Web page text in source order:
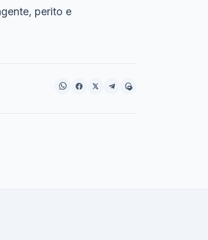
perito e